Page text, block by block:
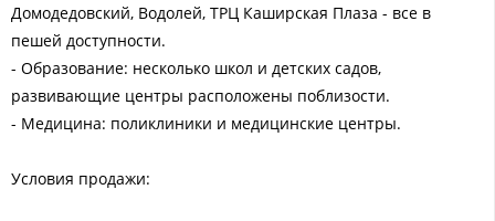
Домодедовский, Водолей, ТРЦ Каширская Плаза - все в
пешей доступности.
- Образование: несколько школ и детских садов,
развивающие центры расположены поблизости.
- Медицина: поликлиники и медицинские центры.
Условия продажи: